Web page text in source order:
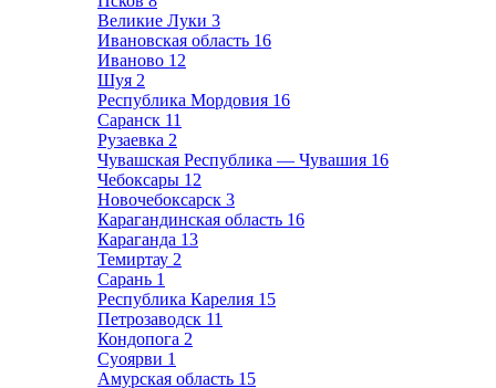
Великие Луки 3
Ивановская область 16
Иваново 12
Шуя 2
Республика Мордовия 16
Саранск 11
Рузаевка 2
Чувашская Республика — Чувашия 16
Чебоксары 12
Новочебоксарск 3
Карагандинская область 16
Караганда 13
Темиртау 2
Сарань 1
Республика Карелия 15
Петрозаводск 11
Кондопога 2
Суоярви 1
Амурская область 15